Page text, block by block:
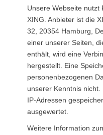
Unsere Webseite nutzt
XING. Anbieter ist die
32, 20354 Hamburg,
einer unserer Seiten,
enthält, wird eine
hergestellt. Eine
personenbezogenen
unserer Kenntnis
IP-Adressen
ausgewertet.
Weitere Information